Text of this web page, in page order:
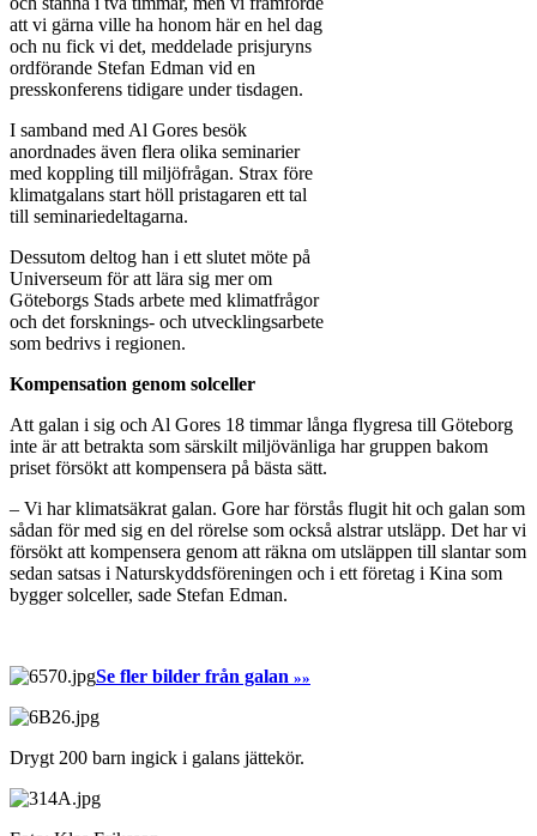
att vi gärna ville ha honom här en hel dag
och nu fick vi det, meddelade prisjuryns
ordförande Stefan Edman vid en
presskonferens tidigare under tisdagen.
I samband med Al Gores besök
anordnades även flera olika seminarier
med koppling till miljöfrågan. Strax före
klimatgalans start höll pristagaren ett tal
till seminariedeltagarna.
Dessutom deltog han i ett slutet möte på
Universeum för att lära sig mer om
Göteborgs Stads arbete med klimatfrågor
och det forsknings- och utvecklingsarbete
som bedrivs i regionen.
Kompensation genom solceller
Att galan i sig och Al Gores 18 timmar långa flygresa till Göteborg
inte är att betrakta som särskilt miljövänliga har gruppen bakom
priset försökt att kompensera på bästa sätt.
– Vi har klimatsäkrat galan. Gore har förstås flugit hit och galan som
sådan för med sig en del rörelse som också alstrar utsläpp. Det har vi
försökt att kompensera genom att räkna om utsläppen till slantar som
sedan satsas i Naturskyddsföreningen och i ett företag i Kina som
bygger solceller, sade Stefan Edman.
Se fler bilder från galan »»
Drygt 200 barn ingick i galans jättekör.